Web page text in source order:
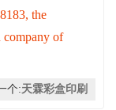
the
company of
个:天霖彩盒印刷